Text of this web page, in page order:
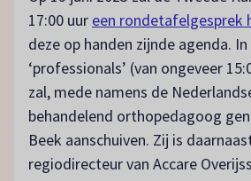
17:00 uur een rondetafelgesprek
deze op handen zijnde agenda.
‘professionals’ (van ongeveer
zal, mede namens de
behandelend orthopedagoog
Beek aanschuiven. Zij is
regiodirecteur van Accare